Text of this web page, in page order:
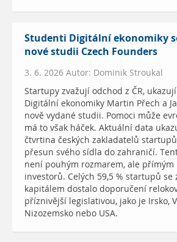
Studenti Digitální ekonomiky
nové studii Czech Founders
3. 6. 2026 Autor: Dominik Stroukal
Startupy zvažují odchod z ČR,
Digitální ekonomiky Martin Přech a
nově vydané studii. Pomoci může
má to však háček. Aktuální data
čtvrtina českých zakladatelů startupů
přesun svého sídla do zahraničí.
není pouhým rozmarem, ale přímým
investorů. Celých 59,5 % startupů
kapitálem dostalo doporučení
příznivější legislativou, jako je Irsko,
Nizozemsko nebo USA.